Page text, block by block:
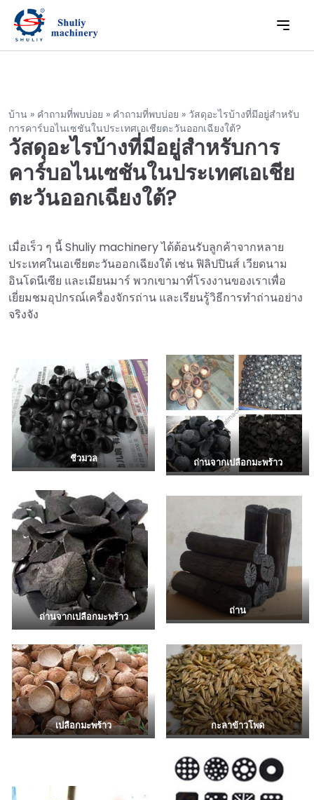
บ้าน » คำถามที่พบบ่อย » คำถามที่พบบ่อย » วัสดุอะไรบ้างที่มีอยู่สำหรับ
การคาร์บอไนเซชันในประเทศเอเชียตะวันออกเฉียงใต้?
วัสดุอะไรบ้างที่มีอยู่สำหรับการ
คาร์บอไนเซชันในประเทศเอเชีย
ตะวันออกเฉียงใต้?
เมื่อเร็ว ๆ นี้ Shuliy machinery ได้ต้อนรับลูกค้าจากหลาย
ประเทศในเอเชียตะวันออกเฉียงใต้ เช่น ฟิลิปปินส์ เวียดนาม
อินโดนีเซีย และเมียนมาร์ พวกเขามาที่โรงงานของเราเพื่อ
เยี่ยมชมอุปกรณ์เครื่องจักรถ่าน และเรียนรู้วิธีการทำถ่านอย่าง
จริงจัง
ชีวมวล ถ่านจากเปลือกมะพร้าว
ถ่านจากเปลือกมะพร้าว
ถ่าน
เปลือกมะพร้าว กะลาข้าวโพด